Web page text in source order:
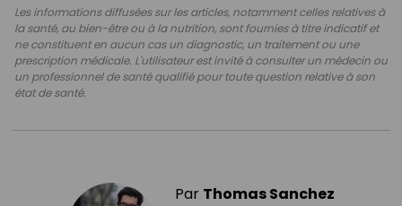
Les informations diffusées sur les articles, notamment celles relatives à
la santé, au bien-être ou à la nutrition, sont fournies à titre indicatif et
ne constituent en aucun cas un diagnostic, un traitement ou une
prescription médicale. L'utilisateur est invité à consulter un médecin ou
un professionnel de santé qualifié pour toute question relative à son
état de santé.
Par Thomas Sanchez